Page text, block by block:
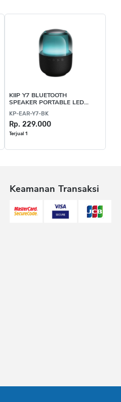
KIIP Y7 BLUETOOTH
SPEAKER PORTABLE LED
KP-EAR-Y7-BK
Rp. 229.000
Terjual 1
Keamanan Transaksi